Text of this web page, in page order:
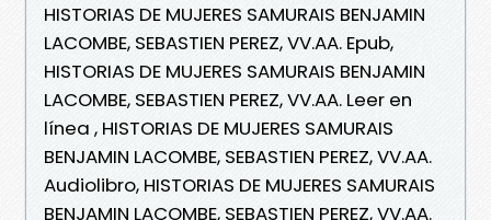
HISTORIAS DE MUJERES SAMURAIS BENJAMIN
LACOMBE, SEBASTIEN PEREZ, VV.AA. Epub,
HISTORIAS DE MUJERES SAMURAIS BENJAMIN
LACOMBE, SEBASTIEN PEREZ, VV.AA. Leer en
línea , HISTORIAS DE MUJERES SAMURAIS
BENJAMIN LACOMBE, SEBASTIEN PEREZ, VV.AA.
Audiolibro, HISTORIAS DE MUJERES SAMURAIS
BENJAMIN LACOMBE, SEBASTIEN PEREZ, VV.AA.